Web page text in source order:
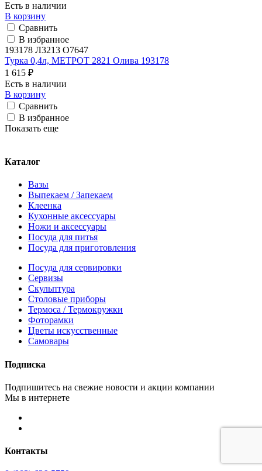
Есть в наличии
В корзину
Сравнить
В избранное
193178 Л3213 О7647
Турка 0,4л, МЕТРОТ 2821 Олива 193178
1 615 ₽
Есть в наличии
В корзину
Сравнить
В избранное
Показать еще
Каталог
Вазы
Выпекаем / Запекаем
Клеенка
Кухонные аксессуары
Ножи и аксессуары
Посуда для питья
Посуда для приготовления
Посуда для сервировки
Сервизы
Скульптура
Столовые приборы
Термоса / Термокружки
Фоторамки
Цветы искусственные
Самовары
Подписка
Подпишитесь на свежие новости и акции компании
Мы в интернете
Контакты